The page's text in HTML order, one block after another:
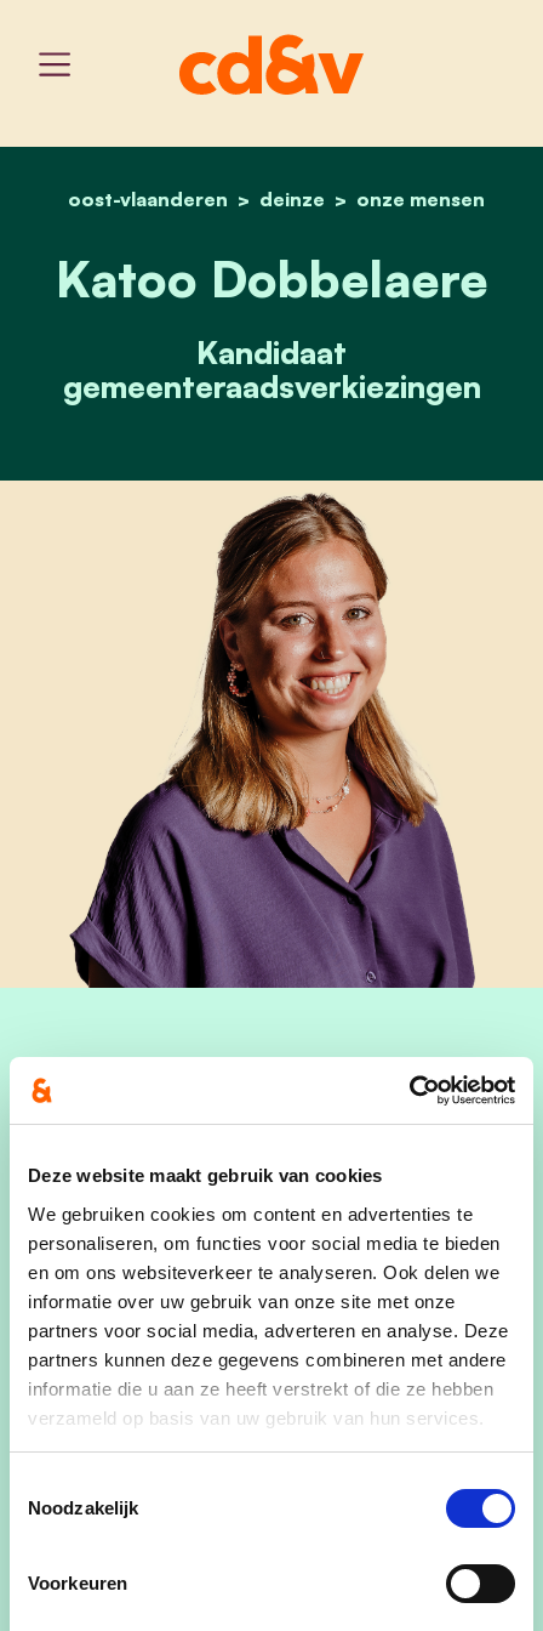
Deze website maakt gebruik van cookies
We gebruiken cookies om content en advertenties te
personaliseren, om functies voor social media te bieden
en om ons websiteverkeer te analyseren. Ook delen we
informatie over uw gebruik van onze site met onze
partners voor social media, adverteren en analyse. Deze
partners kunnen deze gegevens combineren met andere
informatie die u aan ze heeft verstrekt of die ze hebben
verzameld op basis van uw gebruik van hun services.
Noodzakelijk
Voorkeuren
home
oost-vlaanderen deinze onze mensen
katoo dobbelaere
Katoo Dobbelaere
Kandidaat
gemeenteraadsverkiezingen
Katoo Dobbelaere
Woont in Bachte-Maria-Leerne
0472/08 14 38
dobbelaerekatoo@gmail.com
25 jaar
Ongehuwd
Politieke standpunten: